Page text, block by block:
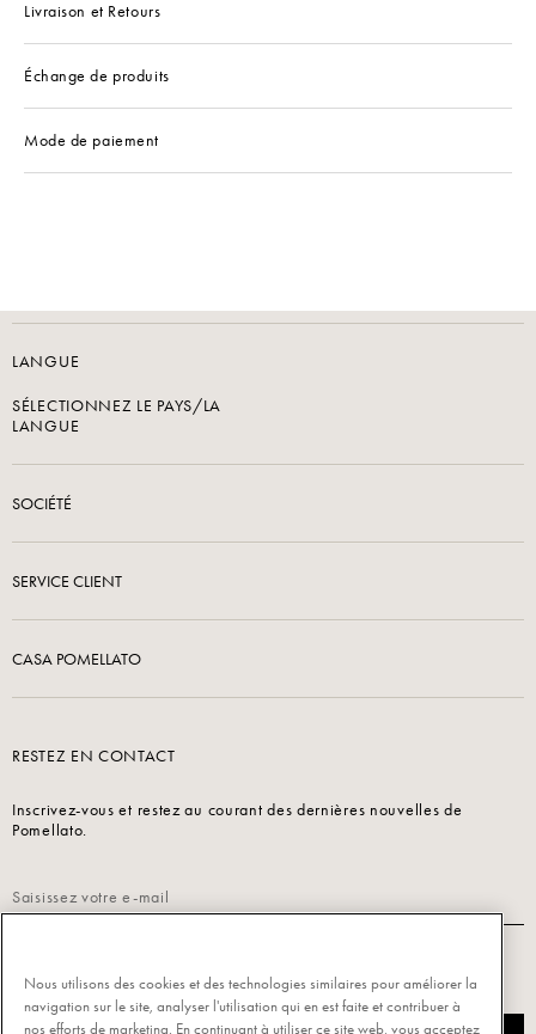
Livraison et Retours
Échange de produits
Mode de paiement
LANGUE
SÉLECTIONNEZ LE PAYS/LA
LANGUE
SOCIÉTÉ
SERVICE CLIENT
CASA POMELLATO
RESTEZ EN CONTACT
Inscrivez-vous et restez au courant des dernières nouvelles de
Pomellato.
Lisez notre Politique de confidentialité pour vous inscrire.
Nous utilisons des cookies et des technologies similaires pour améliorer la
navigation sur le site, analyser l'utilisation qui en est faite et contribuer à
nos efforts de marketing. En continuant à utiliser ce site web, vous acceptez